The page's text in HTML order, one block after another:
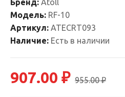
Бренд: Atoll
Модель: RF-10
Артикул: ATECRT093
Наличие: Есть в наличии
907.00 ₽ 955.00 ₽